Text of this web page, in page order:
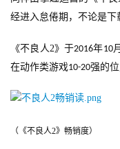
首
页
游
原
经进入怠倦期，不论是下
《不良人2》于2016年10月
在动作类游戏10-20强的位
（《不良人2》畅销度）